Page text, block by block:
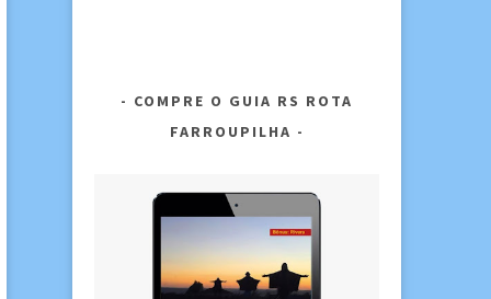
COMPRE O GUIA RS ROTA
FARROUPILHA